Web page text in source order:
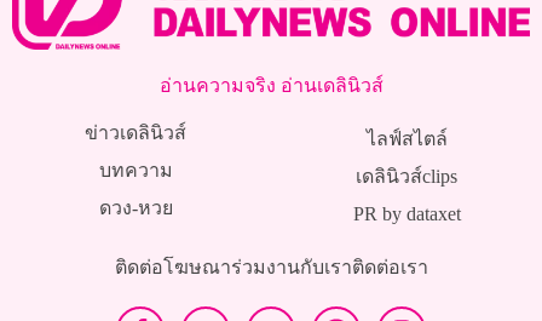
อ่านความจริง อ่านเดลินิวส์
ข่าวเดลินิวส์
บทความ
ดวง-หวย
ไลฟ์สไตล์
เดลินิวส์clips
PR by dataxet
ติดต่อโฆษณาร่วมงานกับเราติดต่อเรา